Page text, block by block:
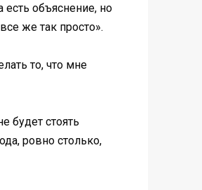
объяснение, но
же так просто».
то, что мне
будет стоять
ровно столько,